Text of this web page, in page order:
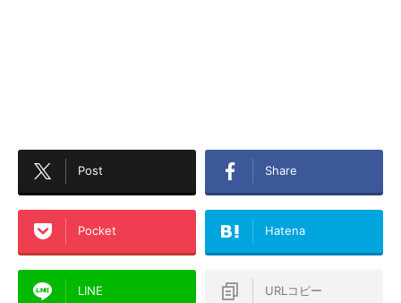
Post Share
Pocket Hatena
LINE URLコピー